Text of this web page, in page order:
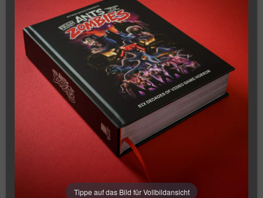
Tippe auf das Bild für Vollbildansicht